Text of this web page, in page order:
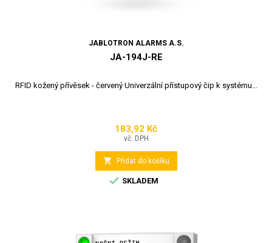
JABLOTRON ALARMS A.S.
JA-194J-RE
RFID kožený přívěsek - červený Univerzální přístupový čip k systému...
Cena
183,92 Kč
vč. DPH
 Přidat do košíku
 SKLADEM